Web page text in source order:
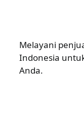
Melayani
Indonesia
Anda.